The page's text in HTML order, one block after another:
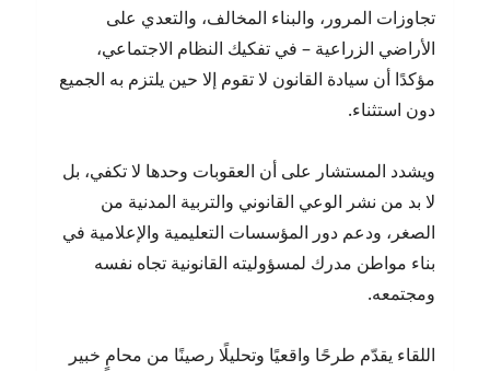
تجاوزات المرور، والبناء المخالف، والتعدي على
الأراضي الزراعية – في تفكيك النظام الاجتماعي،
مؤكدًا أن سيادة القانون لا تقوم إلا حين يلتزم به الجميع
دون استثناء.
ويشدد المستشار على أن العقوبات وحدها لا تكفي، بل
لا بد من نشر الوعي القانوني والتربية المدنية من
الصغر، ودعم دور المؤسسات التعليمية والإعلامية في
بناء مواطن مدرك لمسؤوليته القانونية تجاه نفسه
ومجتمعه.
اللقاء يقدّم طرحًا واقعيًا وتحليلًا رصينًا من محامٍ خبير